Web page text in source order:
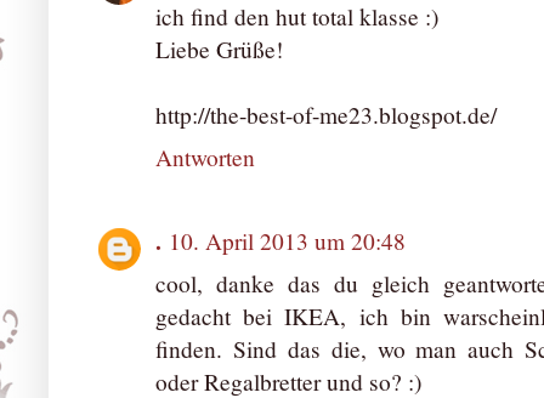
ich find den hut total klasse :)
Liebe Grüße!
http://the-best-of-me23.blogspot.de/
Antworten
. 10. April 2013 um 20:48
cool, danke das du gleich
gedacht bei IKEA, ich bin
finden. Sind das die, wo man auch
oder Regalbretter und so? :)